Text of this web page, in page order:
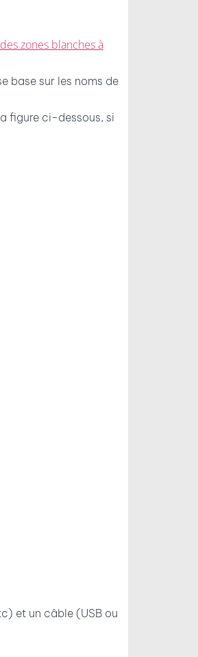
zones blanches à
base sur les noms de
figure ci-dessous, si
et un câble (USB ou